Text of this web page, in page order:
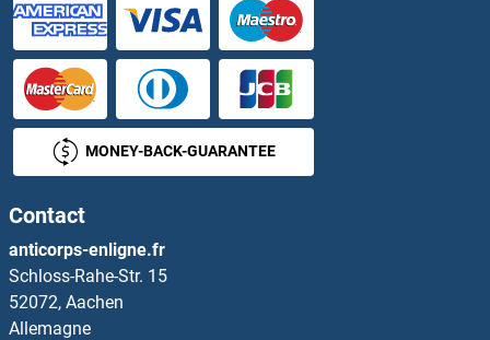
GPIIb/IIIa Anticorps
GPKOW Anticorps
GPN1 Anticorps
GPN2 Anticorps
GPN3 Anticorps
GPR101 Anticorps
GPR109B Anticorps
MONEY-BACK-GUARANTEE
Contact
anticorps-enligne.fr
Schloss-Rahe-Str. 15
52072, Aachen
Allemagne